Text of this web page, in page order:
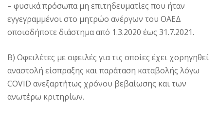
– φυσικά πρόσωπα μη επιτηδευματίες που ήταν
εγγεγραμμένοι στο μητρώο ανέργων του ΟΑΕΔ
οποιοδήποτε διάστημα από 1.3.2020 έως 31.7.2021.
Β) Οφειλέτες με οφειλές για τις οποίες έχει χορηγηθεί
αναστολή είσπραξης και παράταση καταβολής λόγω
COVID ανεξαρτήτως χρόνου βεβαίωσης και των
ανωτέρω κριτηρίων.